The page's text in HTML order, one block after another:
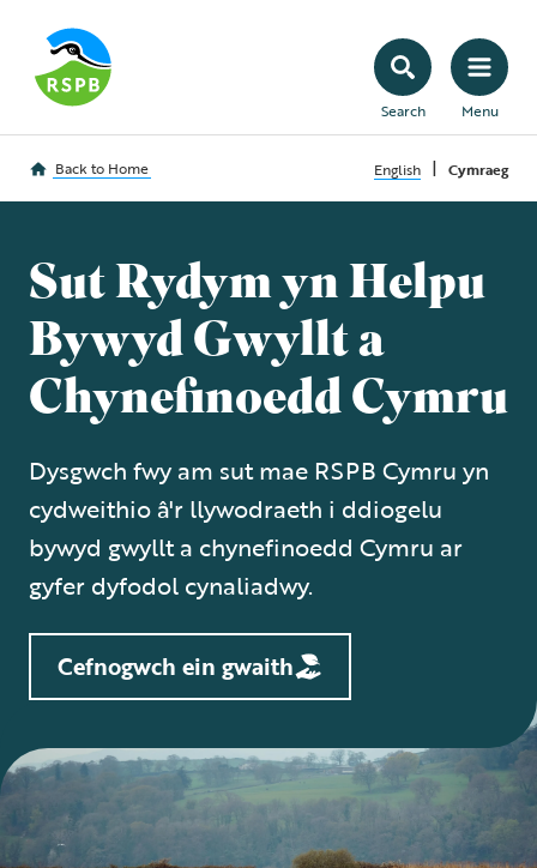
Search Menu
Back to Home English | Cymraeg
Sut Rydym yn Helpu
Bywyd Gwyllt a
Chynefinoedd Cymru
Dysgwch fwy am sut mae RSPB Cymru yn
cydweithio â'r llywodraeth i ddiogelu
bywyd gwyllt a chynefinoedd Cymru ar
gyfer dyfodol cynaliadwy.
Cefnogwch ein gwaith